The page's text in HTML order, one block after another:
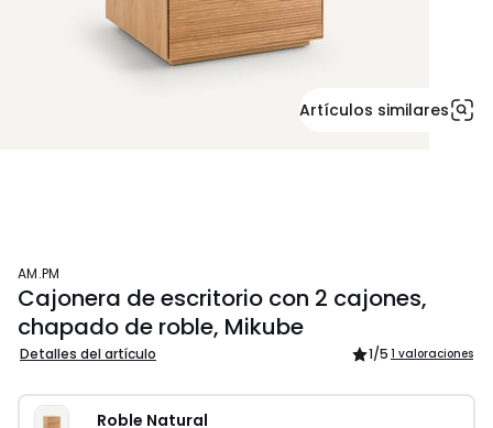
Artículos similares
AM.PM
Cajonera de escritorio con 2 cajones,
chapado de roble, Mikube
Detalles del artículo 1/5 1 valoraciones
Roble Natural